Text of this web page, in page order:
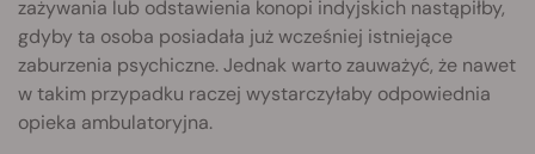
zażywania lub odstawienia konopi indyjskich nastąpiłby,
gdyby ta osoba posiadała już wcześniej istniejące
zaburzenia psychiczne. Jednak warto zauważyć, że nawet
w takim przypadku raczej wystarczyłaby odpowiednia
opieka ambulatoryjna.